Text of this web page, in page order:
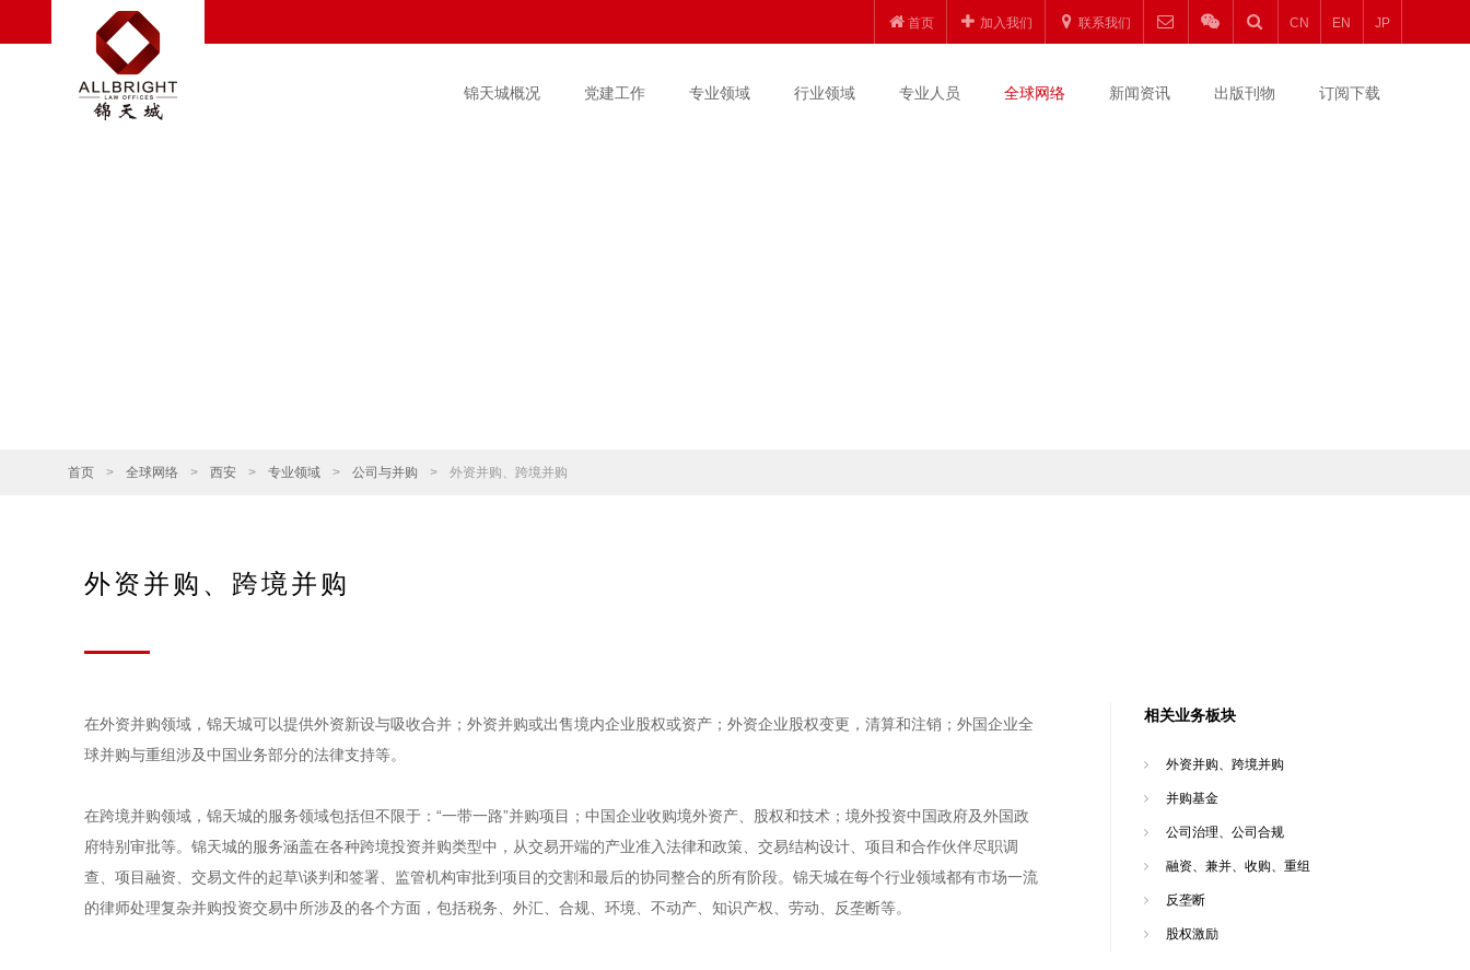
首页 加入我们 联系我们 CN EN JP
锦天城概况 党建工作 专业领域 行业领域 专业人员 全球网络 新闻资讯 出版刊物 订阅下载
首页 > 全球网络 > 西安 > 专业领域 > 公司与并购 > 外资并购、跨境并购
外资并购、跨境并购
在外资并购领域，锦天城可以提供外资新设与吸收合并；外资并购或出售境内企业股权或资产；外资企业股权变更，清算和注销；外国企业全
球并购与重组涉及中国业务部分的法律支持等。
在跨境并购领域，锦天城的服务领域包括但不限于：“一带一路”并购项目；中国企业收购境外资产、股权和技术；境外投资中国政府及外国政
府特别审批等。锦天城的服务涵盖在各种跨境投资并购类型中，从交易开端的产业准入法律和政策、交易结构设计、项目和合作伙伴尽职调
查、项目融资、交易文件的起草\谈判和签署、监管机构审批到项目的交割和最后的协同整合的所有阶段。锦天城在每个行业领域都有市场一流
的律师处理复杂并购投资交易中所涉及的各个方面，包括税务、外汇、合规、环境、不动产、知识产权、劳动、反垄断等。
相关业务板块
外资并购、跨境并购
并购基金
公司治理、公司合规
融资、兼并、收购、重组
反垄断
股权激励